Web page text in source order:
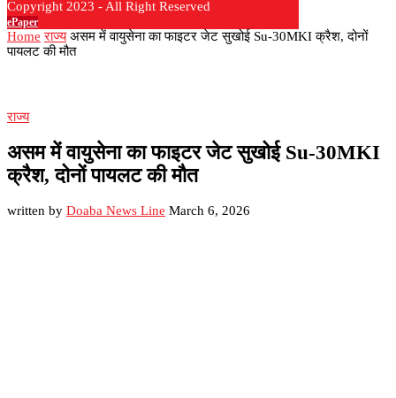
Copyright 2023 - All Right Reserved
ePaper
Home राज्य असम में वायुसेना का फाइटर जेट सुखोई Su‑30MKI क्रैश, दोनों
पायलट की मौत
राज्य
असम में वायुसेना का फाइटर जेट सुखोई Su‑30MKI
क्रैश, दोनों पायलट की मौत
written by Doaba News Line March 6, 2026